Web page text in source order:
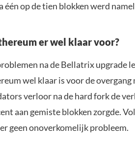
één op de tien blokken werd
er wel klaar voor?
na de Bellatrix upgrade
wel klaar is voor de
verloor na de hard fork de
aan gemiste blokken zorgde.
geen onoverkomelijk probleem.